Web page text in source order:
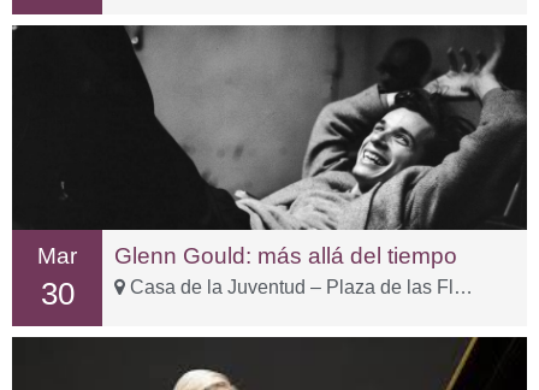
Mar
30
Glenn Gould: más allá del tiempo
Casa de la Juventud – Plaza de las Flores, 15